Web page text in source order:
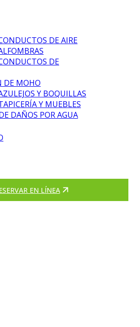
DE AIRE
DE
DE MOHO
Y BOQUILLAS
Y MUEBLES
DAÑOS POR AGUA
EN LÍNEA